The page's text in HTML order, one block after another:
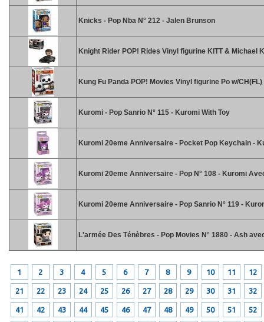
Knicks - Pop Nba N° 212 - Jalen Brunson
Knight Rider POP! Rides Vinyl figurine KITT & Michael
Kung Fu Panda POP! Movies Vinyl figurine Po w/
Kuromi - Pop Sanrio N° 115 - Kuromi With Toy
Kuromi 20eme Anniversaire - Pocket Pop Keychain -
Kuromi 20eme Anniversaire - Pop N° 108 - Kuromi
Kuromi 20eme Anniversaire - Pop Sanrio N° 119 -
L'armée Des Ténèbres - Pop Movies N° 1880 - Ash
1 2 3 4 5 6 7 8 9 10 11 12
21 22 23 24 25 26 27 28 29 30 31 32
41 42 43 44 45 46 47 48 49 50 51 52